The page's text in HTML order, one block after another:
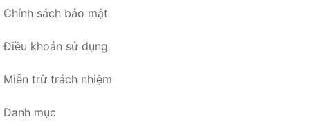
Chính sách bảo mật
Điều khoản sử dụng
Miễn trừ trách nhiệm
Danh mục